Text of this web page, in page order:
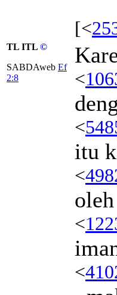
[<
TL ITL ©
SABDAweb Ef
2:8
<
<
itu
<
<
<